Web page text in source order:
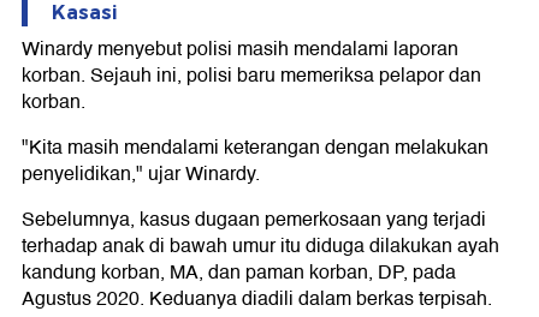
Kasasi
Winardy menyebut polisi masih mendalami laporan
korban. Sejauh ini, polisi baru memeriksa pelapor dan
korban.
"Kita masih mendalami keterangan dengan melakukan
penyelidikan," ujar Winardy.
Sebelumnya, kasus dugaan pemerkosaan yang terjadi
terhadap anak di bawah umur itu diduga dilakukan ayah
kandung korban, MA, dan paman korban, DP, pada
Agustus 2020. Keduanya diadili dalam berkas terpisah.